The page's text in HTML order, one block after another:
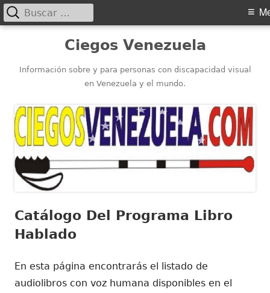
contenido
Ciegos Venezuela
Información sobre y para personas con discapacidad visual
en Venezuela y el mundo.
Menú
principal
Buscar:
Catálogo Del Programa Libro
Hablado
En esta página encontrarás el listado de
audiolibros con voz humana disponibles en el